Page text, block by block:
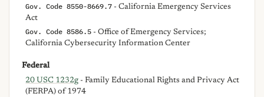
Gov. Code 8550-8669.7 - California Emergency Services
Act
Gov. Code 8586.5 - Office of Emergency Services;
California Cybersecurity Information Center
Federal
20 USC 1232g - Family Educational Rights and Privacy Act
(FERPA) of 1974